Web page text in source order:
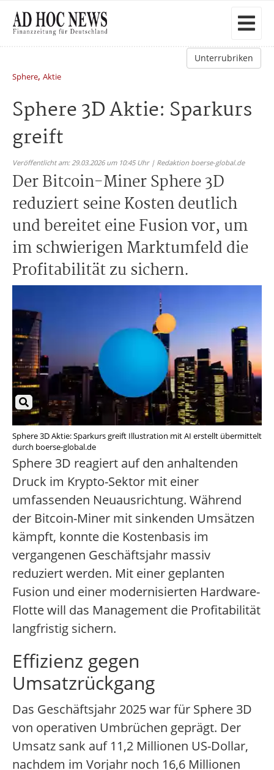
Unterrubriken
Sphere, Aktie
Sphere 3D Aktie: Sparkurs
greift
Veröffentlicht am: 29.03.2026 um 10:45 Uhr | Redaktion boerse-global.de
Der Bitcoin-Miner Sphere 3D
reduziert seine Kosten deutlich
und bereitet eine Fusion vor, um
im schwierigen Marktumfeld die
Profitabilität zu sichern.
Sphere 3D Aktie: Sparkurs greift Illustration mit AI erstellt übermittelt
durch boerse-global.de
Sphere 3D reagiert auf den anhaltenden
Druck im Krypto-Sektor mit einer
umfassenden Neuausrichtung. Während
der Bitcoin-Miner mit sinkenden Umsätzen
kämpft, konnte die Kostenbasis im
vergangenen Geschäftsjahr massiv
reduziert werden. Mit einer geplanten
Fusion und einer modernisierten Hardware-
Flotte will das Management die Profitabilität
langfristig sichern.
Effizienz gegen
Umsatzrückgang
Das Geschäftsjahr 2025 war für Sphere 3D
von operativen Umbrüchen geprägt. Der
Umsatz sank auf 11,2 Millionen US-Dollar,
nachdem im Vorjahr noch 16,6 Millionen